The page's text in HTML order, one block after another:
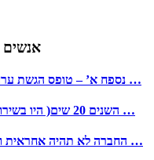
אנשים
נספח א’ – טופס הגשת ערעור על נתוני מאגר המידע לאיתור הונאות …
השנים 20 שים( היו בשירות פעיל כל שנה במהלך אבקש לברר כמה …
– אחריות Traeger Grills החברה לא תהיה אחראית ולא תישא בכל …